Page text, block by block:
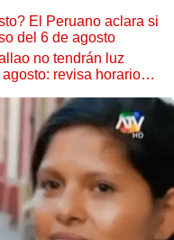
El Peruano aclara si
del 6 de agosto
no tendrán luz
revisa horarios y